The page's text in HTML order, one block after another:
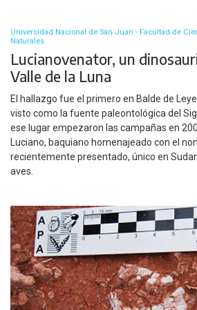
Universidad Nacional de San Juan - Facultad de
Naturales
Lucianovenator, un
Valle de la Luna
El hallazgo fue el primero en Balde de
visto como la fuente paleontológica del
ese lugar empezaron las campañas en
Luciano, baquiano homenajeado con el
recientemente presentado, único en
aves.